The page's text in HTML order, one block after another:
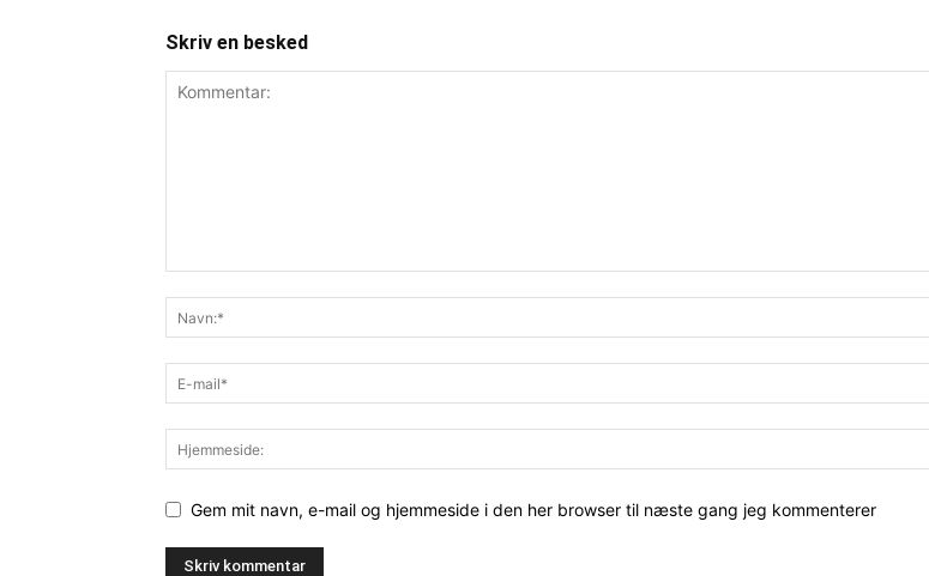
Skriv en besked
Gem mit navn, e-mail og hjemmeside i den her browser til næste gang jeg kommenterer